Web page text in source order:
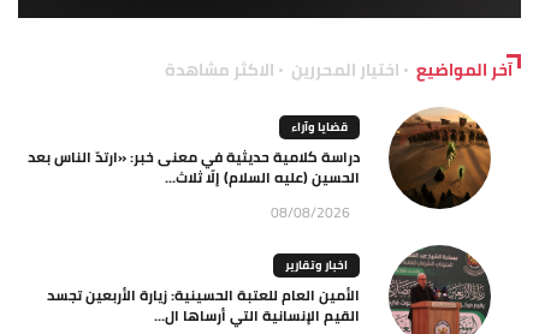
آخر المواضيع اختيار المحررين الاكثر مشاهدة
قضايا وآراء
دراسة كلامية حديثية في معنى خبر: «ارتدّ الناس بعد
الحسين (عليه السلام) إلّا ثلاث...
08/08/2026
اخبار وتقارير
الأمين العام للعتبة الحسينية: زيارة الأربعين تجسد
القيم الإنسانية التي أرساها ال...